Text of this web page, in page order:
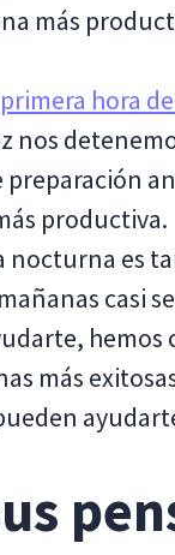
más
hora
nos
productiva.
nocturna es
casi
más